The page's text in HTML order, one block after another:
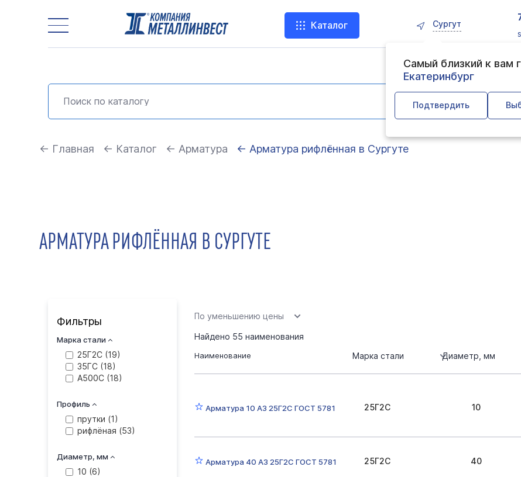
Каталог Сургут
Самый близкий к вам
Екатеринбург
Подтвердить
← Главная ← Каталог ← Арматура ← Арматура рифлённая в Сургуте
АРМАТУРА РИФЛЁННАЯ В СУРГУТЕ
Фильтры
Марка стали
25Г2С (19)
35ГС (18)
А500С (18)
Профиль
прутки (1)
рифлёная (53)
Диаметр, мм
10 (6)
По уменьшению цены
Найдено 55 наименования
Наименование Марка стали Диаметр, мм
Арматура 10 А3 25Г2С ГОСТ 5781 25Г2С 10
Арматура 40 А3 25Г2С ГОСТ 5781 25Г2С 40